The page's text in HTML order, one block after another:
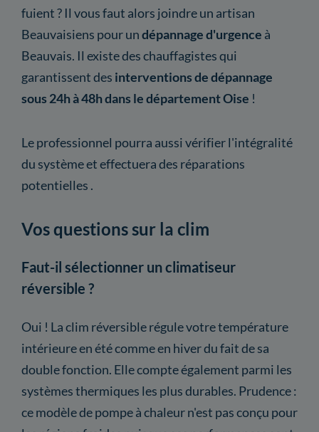
fuient ? Il vous faut alors joindre un artisan
Beauvaisiens pour undépannage d'urgence à
Beauvais. Il existe des chauffagistes qui
garantissent des interventions de dépannage
sous 24h à 48h dans le département Oise !
Le professionnel pourra aussi vérifier l'intégralité
du système et effectuera des réparations
potentielles .
Vos questions sur la clim
Faut-il sélectionner un climatiseur
réversible ?
Oui ! La clim réversible régule votre température
intérieure en été comme en hiver du fait de sa
double fonction. Elle compte également parmi les
systèmes thermiques les plus durables. Prudence :
ce modèle de pompe à chaleur n'est pas conçu pour